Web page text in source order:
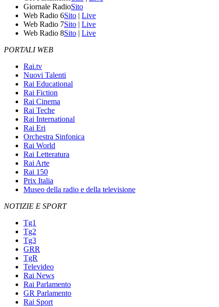
Giornale RadioSito
Web Radio 6Sito | Live
Web Radio 7Sito | Live
Web Radio 8Sito | Live
PORTALI WEB
Rai.tv
Nuovi Talenti
Rai Educational
Rai Fiction
Rai Cinema
Rai Teche
Rai International
Rai Eri
Orchestra Sinfonica
Rai World
Rai Letteratura
Rai Arte
Rai 150
Prix Italia
Museo della radio e della televisione
NOTIZIE E SPORT
Tg1
Tg2
Tg3
GRR
TgR
Televideo
Rai News
Rai Parlamento
GR Parlamento
Rai Sport